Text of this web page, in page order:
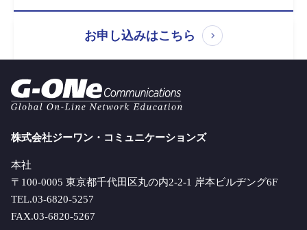
お申し込みはこちら
株式会社ジーワン・コミュニケーションズ
本社
〒100-0005 東京都千代田区丸の内2-2-1 岸本ビルヂング6F
TEL.03-6820-5257
FAX.03-6820-5267